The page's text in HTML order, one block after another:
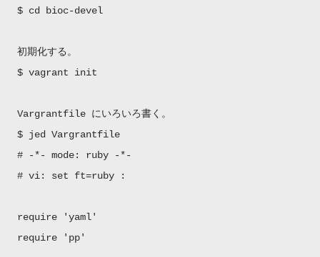
$ cd bioc-devel
初期化する。
$ vagrant init
Vargrantfile にいろいろ書く。
$ jed Vargrantfile
# -*- mode: ruby -*-
# vi: set ft=ruby :
require 'yaml'
require 'pp'